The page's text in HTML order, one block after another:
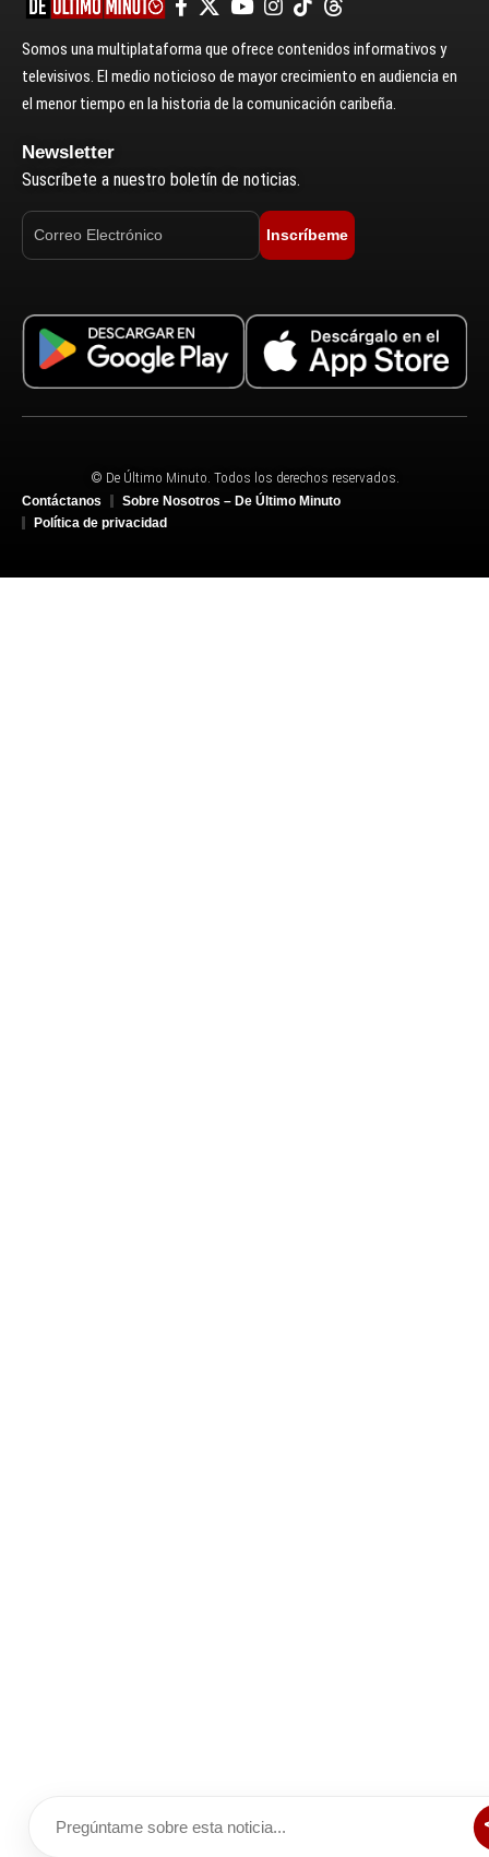
Somos una multiplataforma que ofrece contenidos informativos y
televisivos. El medio noticioso de mayor crecimiento en audiencia en
el menor tiempo en la historia de la comunicación caribeña.
Newsletter
Suscríbete a nuestro boletín de noticias.
Inscríbeme
© De Último Minuto. Todos los derechos reservados.
Contáctanos
Sobre Nosotros – De Último Minuto
Política de privacidad